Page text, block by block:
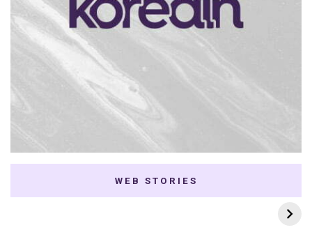
WEB STORIES
7 K-dramas Enemies
to Lovers
Thai Dramas com
First e Khaotung